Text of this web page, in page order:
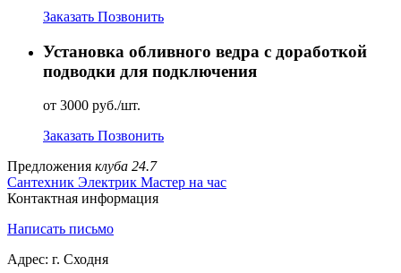
Заказать Позвонить
Установка обливного ведра с доработкой
подводки для подключения
от 3000 руб./шт.
Заказать Позвонить
Предложения клуба 24.7
Сантехник Электрик Мастер на час
Контактная информация
Написать письмо
Адрес: г. Сходня